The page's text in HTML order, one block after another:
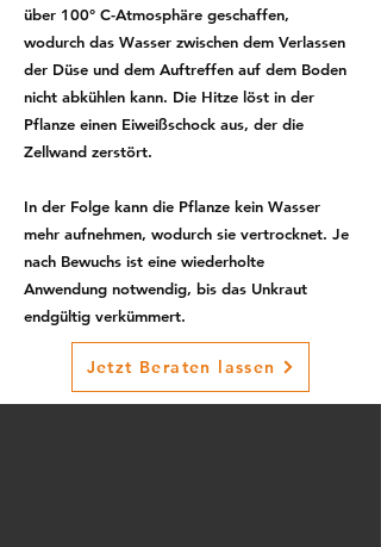
über 100° C-Atmosphäre geschaffen,
wodurch das Wasser zwischen dem Verlassen
der Düse und dem Auftreffen auf dem Boden
nicht abkühlen kann. Die Hitze löst in der
Pflanze einen Eiweißschock aus, der die
Zellwand zerstört.
In der Folge kann die Pflanze kein Wasser
mehr aufnehmen, wodurch sie vertrocknet. Je
nach Bewuchs ist eine wiederholte
Anwendung notwendig, bis das Unkraut
endgültig verkümmert.
Jetzt Beraten lassen